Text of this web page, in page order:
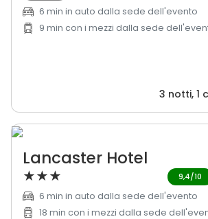
6 min in auto dalla sede dell'evento
9 min con i mezzi dalla sede
3 notti, 1
Lancaster Hotel
★★★ 9,4/10
6 min in auto dalla sede dell'evento
18 min con i mezzi dalla sede